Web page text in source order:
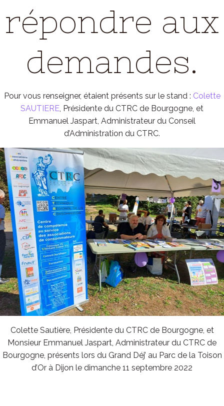
répondre aux
demandes.
Pour vous renseigner, étaient présents sur le stand : Colette
SAUTIERE, Présidente du CTRC de Bourgogne, et
Emmanuel Jaspart, Administrateur du Conseil
d’Administration du CTRC.
Colette Sautière, Présidente du CTRC de Bourgogne, et
Monsieur Emmanuel Jaspart, Administrateur du CTRC de
Bourgogne, présents lors du Grand Déj’ au Parc de la Toison
d’Or à Dijon le dimanche 11 septembre 2022